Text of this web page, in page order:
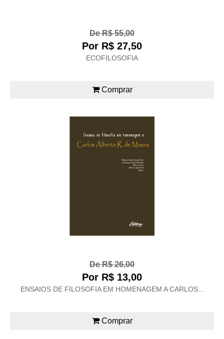
De R$ 55,00
Por R$ 27,50
ECOFILOSOFIA
Comprar
De R$ 26,00
Por R$ 13,00
ENSAIOS DE FILOSOFIA EM HOMENAGEM A CARLOS...
Comprar